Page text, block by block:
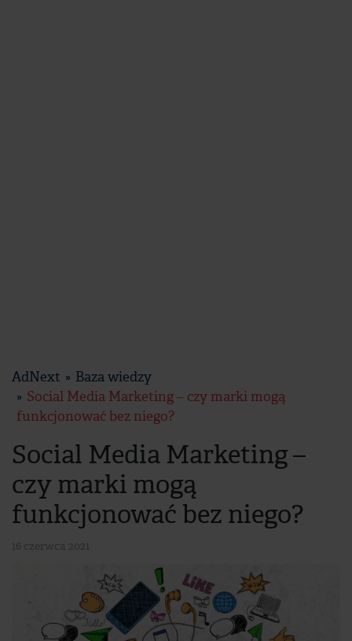
AdNext
Baza wiedzy
Social Media Marketing – czy marki mogą
funkcjonować bez niego?
Social Media Marketing –
czy marki mogą
funkcjonować bez niego?